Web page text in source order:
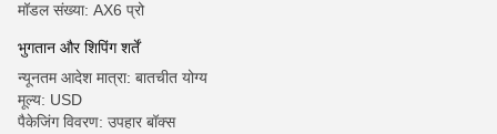
मॉडल संख्या: AX6 प्रो
भुगतान और शिपिंग शर्तें
न्यूनतम आदेश मात्रा: बातचीत योग्य
मूल्य: USD
पैकेजिंग विवरण: उपहार बॉक्स